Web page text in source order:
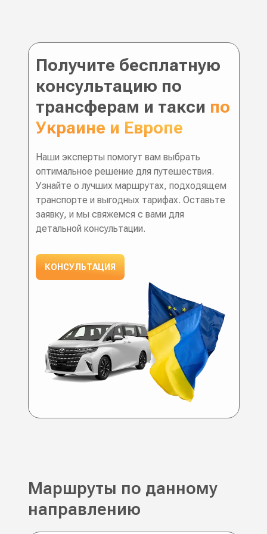
Получите бесплатную
консультацию по
трансферам и такси по
Украине и Европе
Наши эксперты помогут вам выбрать
оптимальное решение для путешествия.
Узнайте о лучших маршрутах, подходящем
транспорте и выгодных тарифах. Оставьте
заявку, и мы свяжемся с вами для
детальной консультации.
КОНСУЛЬТАЦИЯ
Маршруты по данному
направлению